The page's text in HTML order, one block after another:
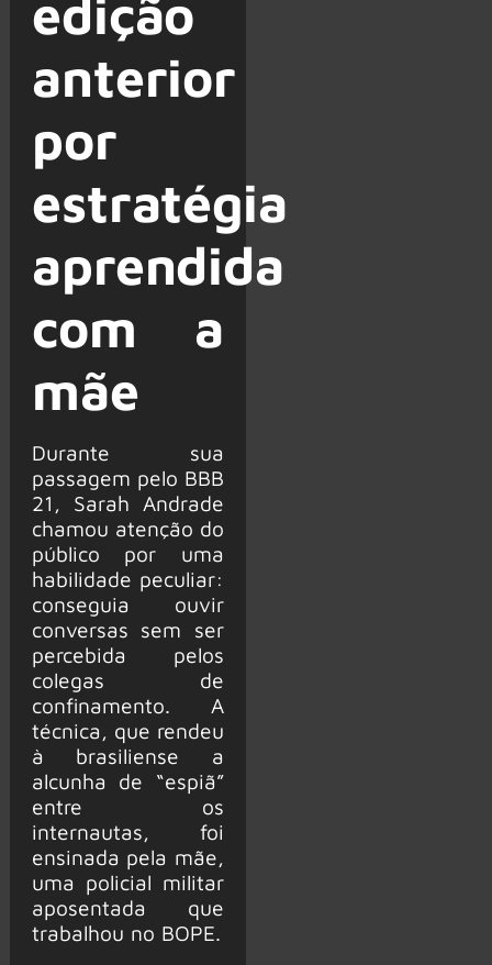
edição
anterior
por
estratégia
aprendida
com a
mãe
Durante sua
passagem pelo BBB
21, Sarah Andrade
chamou atenção do
público por uma
habilidade peculiar:
conseguia ouvir
conversas sem ser
percebida pelos
colegas de
confinamento. A
técnica, que rendeu
à brasiliense a
alcunha de “espiã”
entre os
internautas, foi
ensinada pela mãe,
uma policial militar
aposentada que
trabalhou no BOPE.